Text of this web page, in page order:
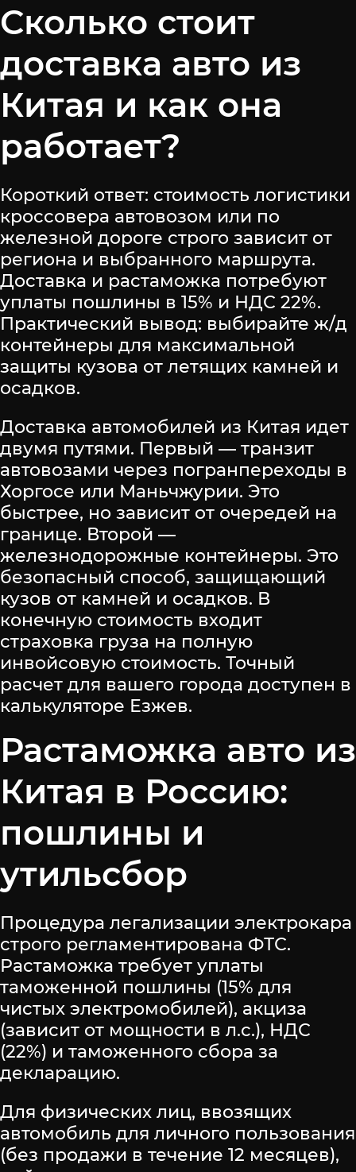
Сколько стоит
доставка авто из
Китая и как она
работает?
Короткий ответ: стоимость логистики
кроссовера автовозом или по
железной дороге строго зависит от
региона и выбранного маршрута.
Доставка и растаможка потребуют
уплаты пошлины в 15% и НДС 22%.
Практический вывод: выбирайте ж/д
контейнеры для максимальной
защиты кузова от летящих камней и
осадков.
Доставка автомобилей из Китая идет
двумя путями. Первый — транзит
автовозами через погранпереходы в
Хоргосе или Маньчжурии. Это
быстрее, но зависит от очередей на
границе. Второй —
железнодорожные контейнеры. Это
безопасный способ, защищающий
кузов от камней и осадков. В
конечную стоимость входит
страховка груза на полную
инвойсовую стоимость. Точный
расчет для вашего города доступен в
калькуляторе Езжев.
Растаможка авто из
Китая в Россию:
пошлины и
утильсбор
Процедура легализации электрокара
строго регламентирована ФТС.
Растаможка требует уплаты
таможенной пошлины (15% для
чистых электромобилей), акциза
(зависит от мощности в л.с.), НДС
(22%) и таможенного сбора за
декларацию.
Для физических лиц, ввозящих
автомобиль для личного пользования
(без продажи в течение 12 месяцев),